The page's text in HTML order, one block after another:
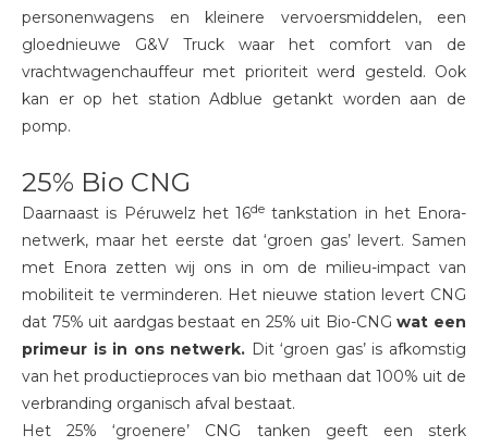
personenwagens en kleinere vervoersmiddelen, een
gloednieuwe G&V Truck waar het comfort van de
vrachtwagenchauffeur met prioriteit werd gesteld. Ook
kan er op het station Adblue getankt worden aan de
pomp.
25% Bio CNG
Daarnaast is Péruwelz het 16de tankstation in het Enora-
netwerk, maar het eerste dat ‘groen gas’ levert. Samen
met Enora zetten wij ons in om de milieu-impact van
mobiliteit te verminderen. Het nieuwe station levert CNG
dat 75% uit aardgas bestaat en 25% uit Bio-CNGwat een
primeur is in ons netwerk. Dit ‘groen gas’ is afkomstig
van het productieproces van bio methaan dat 100% uit de
verbranding organisch afval bestaat.
Het 25% ‘groenere’ CNG tanken geeft een sterk